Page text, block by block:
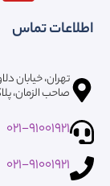
اطلاعات تماس
تهران، خیابان
صاحب الزمان، پلاک ۱۱۵، واحد ۷، آسانسور ۱، طبقه 1، کدپستی:
021-91001921
021-91001921